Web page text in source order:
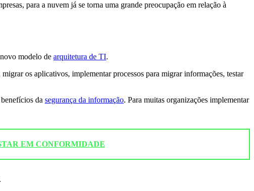
para a nuvem já se torna uma grande preocupação em relação à
modelo de arquitetura de TI.
os aplicativos, implementar processos para migrar informações, testar
da segurança da informação. Para muitas organizações implementar
EM CONFORMIDADE